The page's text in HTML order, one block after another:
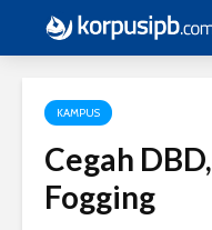
KAMPUS
Cegah
Fogging